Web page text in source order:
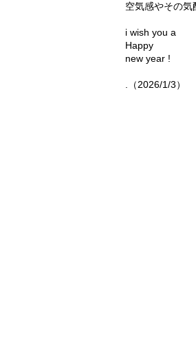
空気感やその気
i wish you a
Happy
new year !
.（2026/1/3）